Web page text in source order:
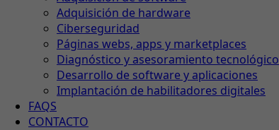
Adquisición de hardware
Ciberseguridad
Páginas webs, apps y marketplaces
Diagnóstico y asesoramiento tecnológico
Desarrollo de software y aplicaciones
Implantación de habilitadores digitales
FAQS
CONTACTO